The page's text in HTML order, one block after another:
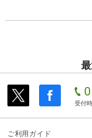
受付
ご利用ガイド